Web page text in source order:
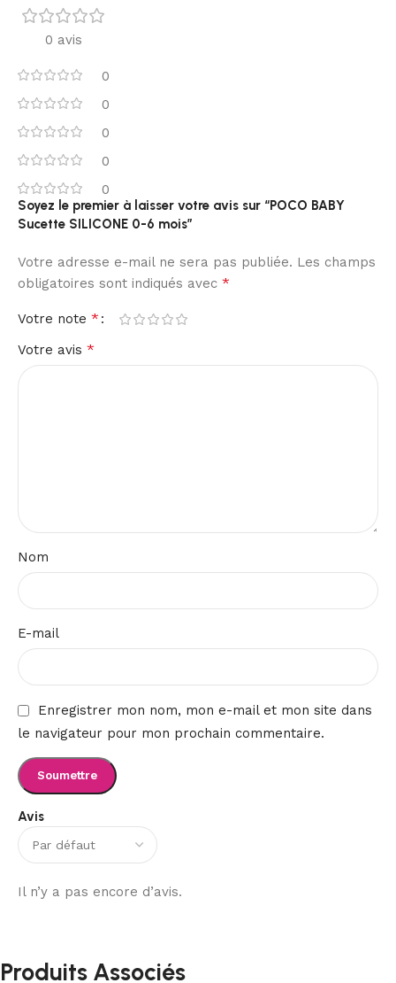
0 avis
0
0
0
0
0
Avis
Il n’y a pas encore d’avis.
Soyez le premier à laisser votre avis sur “POCO BABY
Sucette SILICONE 0-6 mois”
Votre adresse e-mail ne sera pas publiée. Les champs
obligatoires sont indiqués avec *
Votre note *
Votre avis *
Nom
E-mail
Enregistrer mon nom, mon e-mail et mon site dans
le navigateur pour mon prochain commentaire.
Produits Associés